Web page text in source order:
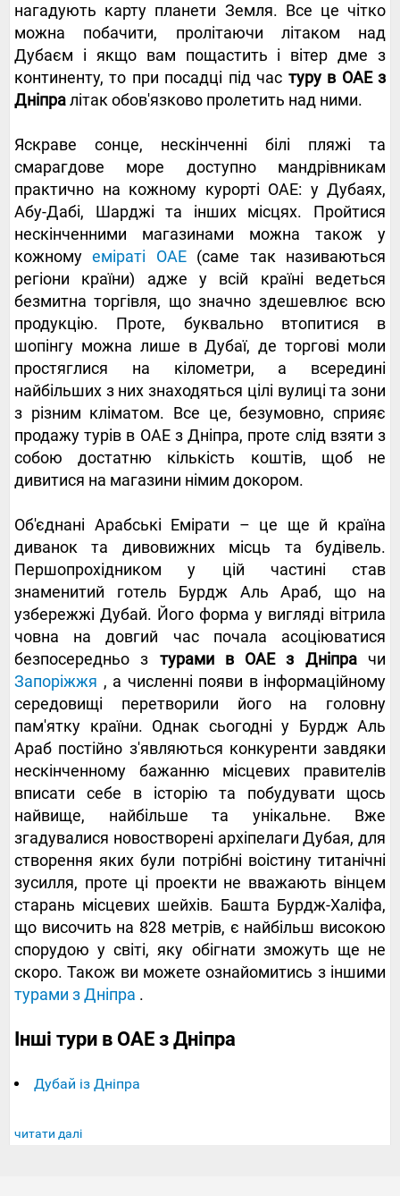
нагадують карту планети Земля. Все це чітко
можна побачити, пролітаючи літаком над
Дубаєм і якщо вам пощастить і вітер дме з
континенту, то при посадці під час туру в ОАЕ з
Дніпралітак обов'язково пролетить над ними.
Яскраве сонце, нескінченні білі пляжі та
смарагдове море доступно мандрівникам
практично на кожному курорті ОАЕ: у Дубаях,
Абу-Дабі, Шарджі та інших місцях. Пройтися
нескінченними магазинами можна також у
кожномуеміраті ОАЕ(саме так називаються
регіони країни) адже у всій країні ведеться
безмитна торгівля, що значно здешевлює всю
продукцію. Проте, буквально втопитися в
шопінгу можна лише в Дубаї, де торгові моли
простяглися на кілометри, а всередині
найбільших з них знаходяться цілі вулиці та зони
з різним кліматом. Все це, безумовно, сприяє
продажу турів в ОАЕ з Дніпра, проте слід взяти з
собою достатню кількість коштів, щоб не
дивитися на магазини німим докором.
Об'єднані Арабські Емірати – це ще й країна
диванок та дивовижних місць та будівель.
Першопрохідником у цій частині став
знаменитий готель Бурдж Аль Араб, що на
узбережжі Дубай. Його форма у вигляді вітрила
човна на довгий час почала асоціюватися
безпосередньо з турами в ОАЕ з Дніпрачи
Запоріжжя , а численні появи в інформаційному
середовищі перетворили його на головну
пам'ятку країни. Однак сьогодні у Бурдж Аль
Араб постійно з'являються конкуренти завдяки
нескінченному бажанню місцевих правителів
вписати себе в історію та побудувати щось
найвище, найбільше та унікальне. Вже
згадувалися новостворені архіпелаги Дубая, для
створення яких були потрібні воістину титанічні
зусилля, проте ці проекти не вважають вінцем
старань місцевих шейхів. Башта Бурдж-Халіфа,
що височить на 828 метрів, є найбільш високою
спорудою у світі, яку обігнати зможуть ще не
скоро. Також ви можете ознайомитись з іншими
турами з Дніпра .
Інші тури в ОАЕ з Дніпра
Дубай із Дніпра
читати далі